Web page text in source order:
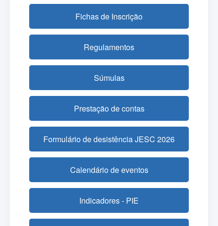
Fichas de Inscrição
Regulamentos
Súmulas
Prestação de contas
Formulário de desistência JESC 2026
Calendário de eventos
Indicadores - PIE